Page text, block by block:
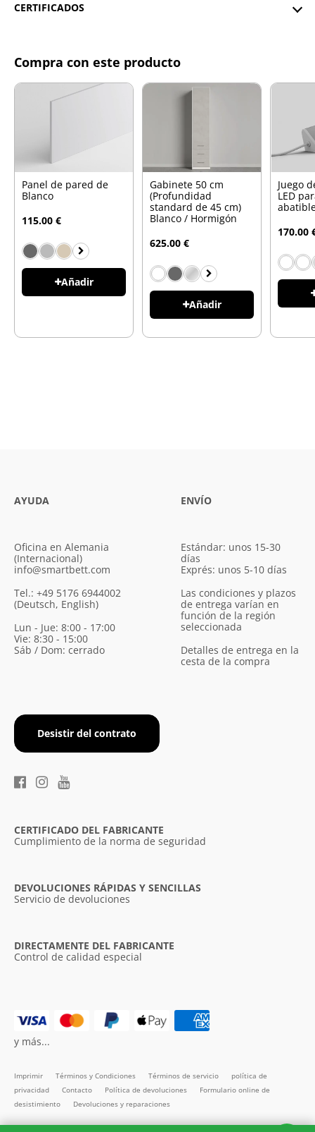
CERTIFICADOS
Compra con este producto
Panel de pared de
Blanco
115.00 €
Añadir
Gabinete 50 cm
(Profundidad
standard de 45 cm)
Blanco / Hormigón
625.00 €
Añadir
Juego
LED
170.00
AYUDA
Oficina en Alemania
(Internacional)
info@smartbett.com
Tel.: +49 5176 6944002
(Deutsch, English)
Lun - Jue: 8:00 - 17:00
Vie: 8:30 - 15:00
Sáb / Dom: cerrado
Desistir del contrato
ENVÍO
Estándar: unos 15-30
días
Exprés: unos 5-10 días
Las condiciones y plazos
de entrega varían en
función de la región
seleccionada
Detalles de entrega en la
cesta de la compra
CERTIFICADO DEL FABRICANTE
Cumplimiento de la norma de seguridad
DEVOLUCIONES RÁPIDAS Y SENCILLAS
Servicio de devoluciones
DIRECTAMENTE DEL FABRICANTE
Control de calidad especial
Imprimir Términos y Condiciones Términos de servicio
política de
privacidad
Contacto Política de devoluciones
Formulario online de
desistimiento
Devoluciones y reparaciones
y más...